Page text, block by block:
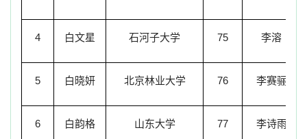
4 白文星 石河子大学 75 李溶
5 白晓妍 北京林业大学 76 李赛骊
6 白韵格 山东大学 77 李诗雨